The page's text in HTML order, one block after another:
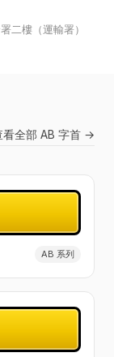
二樓（運輸署）
看全部 AB 字首 →
AB 系列